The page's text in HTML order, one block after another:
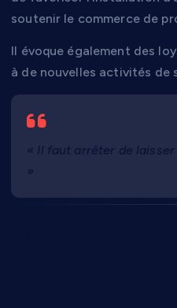
soutenir le commerce de
Il évoque également des
à de nouvelles activités de
« Il faut arrêter de
»